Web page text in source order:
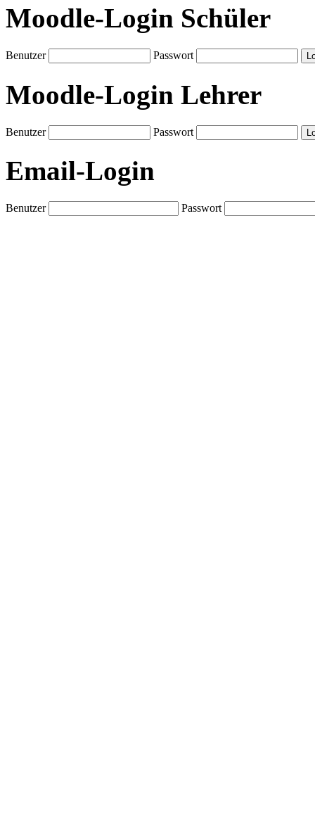
Moodle-Login Schüler
Benutzer Passwort
Moodle-Login Lehrer
Benutzer Passwort
Email-Login
Benutzer Passwort